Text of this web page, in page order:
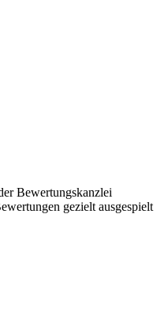
Bewertungskanzlei
gezielt ausgespielt